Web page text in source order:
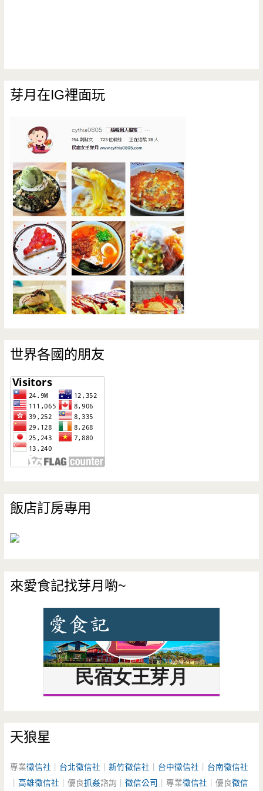
芽月在IG裡面玩
世界各國的朋友
飯店訂房專用
來愛食記找芽月喲~
天狼星
專業徵信社 台北徵信社 ｜新竹徵信社 台中徵信社
台南徵信社
｜高雄徵信社 ｜優良抓姦諮詢｜徵信公司 ｜專業徵信社 ｜優良徵信